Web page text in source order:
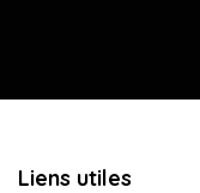
Liens utiles